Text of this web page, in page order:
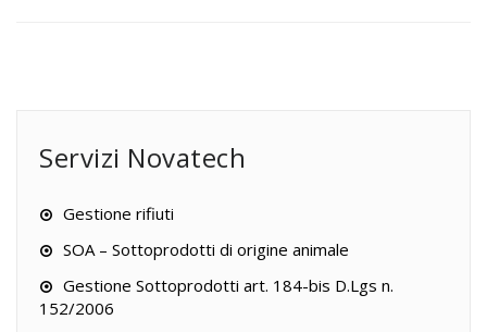
Servizi Novatech
Gestione rifiuti
SOA – Sottoprodotti di origine animale
Gestione Sottoprodotti art. 184-bis D.Lgs n.
152/2006